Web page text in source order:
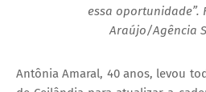
essa oportunidade”.
Araújo/Agência
Antônia Amaral, 40 anos, levou